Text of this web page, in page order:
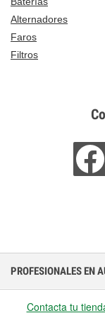
Alternadores
Faros
Filtros
PROFESIONALES EN
Contacta tu